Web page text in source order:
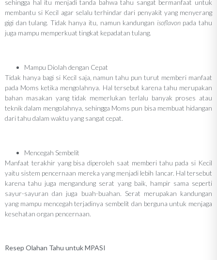
sehingga hal itu menjadi tanda bahwa tahu sangat bermanfaat untuk
membantu si Kecil agar selalu terhindar dari penyakit yang menyerang
gigi dan tulang. Tidak hanya itu, namun kandungan isoflavon pada tahu
juga mampu memperkuat tingkat kepadatan tulang.
Mampu Diolah dengan Cepat
Tidak hanya bagi si Kecil saja, namun tahu pun turut memberi manfaat
pada Moms ketika mengolahnya. Hal tersebut karena tahu merupakan
bahan masakan yang tidak memerlukan terlalu banyak proses atau
teknik dalam mengolahnya, sehingga Moms pun bisa membuat hidangan
dari tahu dalam waktu yang sangat cepat.
Mencegah Sembelit
Manfaat terakhir yang bisa diperoleh saat memberi tahu pada si Kecil
yaitu sistem pencernaan mereka yang menjadi lebih lancar. Hal tersebut
karena tahu juga mengandung serat yang baik, hampir sama seperti
sayur-sayuran dan juga buah-buahan. Serat merupakan kandungan
yang mampu mencegah terjadinya sembelit dan berguna untuk menjaga
kesehatan organ pencernaan.
Resep Olahan Tahu untuk MPASI